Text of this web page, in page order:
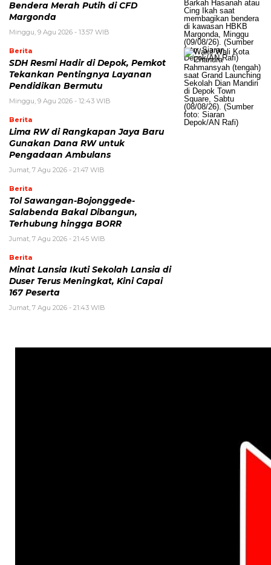
Bendera Merah Putih di CFD
Margonda
Minggu, 9 Agu 2026 - 13:57 WIB
Berita
SDH Resmi Hadir di Depok, Pemkot
Tekankan Pentingnya Layanan
Pendidikan Bermutu
Minggu, 9 Agu 2026 - 12:43 WIB
Berita
Lima RW di Rangkapan Jaya Baru
Gunakan Dana RW untuk
Pengadaan Ambulans
Jumat, 7 Agu 2026 - 21:47 WIB
Berita
Tol Sawangan-Bojonggede-
Salabenda Bakal Dibangun,
Terhubung hingga BORR
Jumat, 7 Agu 2026 - 21:45 WIB
Berita
Minat Lansia Ikuti Sekolah Lansia di
Duser Terus Meningkat, Kini Capai
167 Peserta
Jumat, 7 Agu 2026 - 21:43 WIB